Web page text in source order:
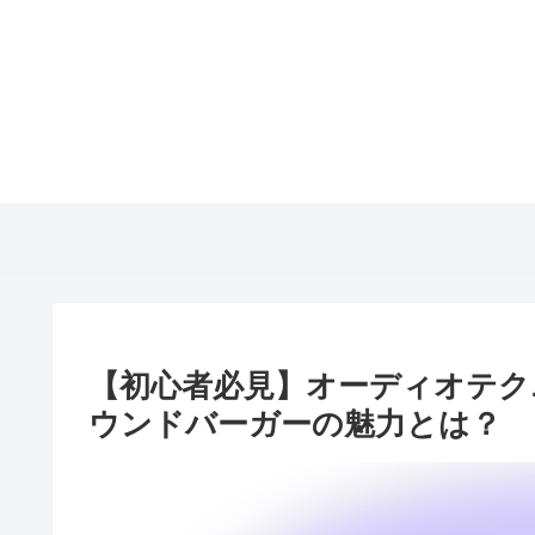
【初心者必見】オーディオテ
ウンドバーガーの魅力とは？